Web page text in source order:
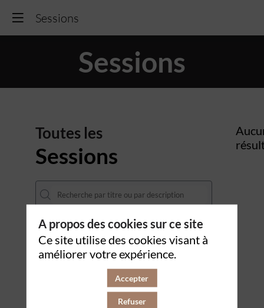
Sessions
Sessions
Toutes les
Sessions
DATES
THÈMATIQUES
A propos des cookies sur ce site
Ce site utilise des cookies visant à
améliorer votre expérience.
Accepter
Refuser